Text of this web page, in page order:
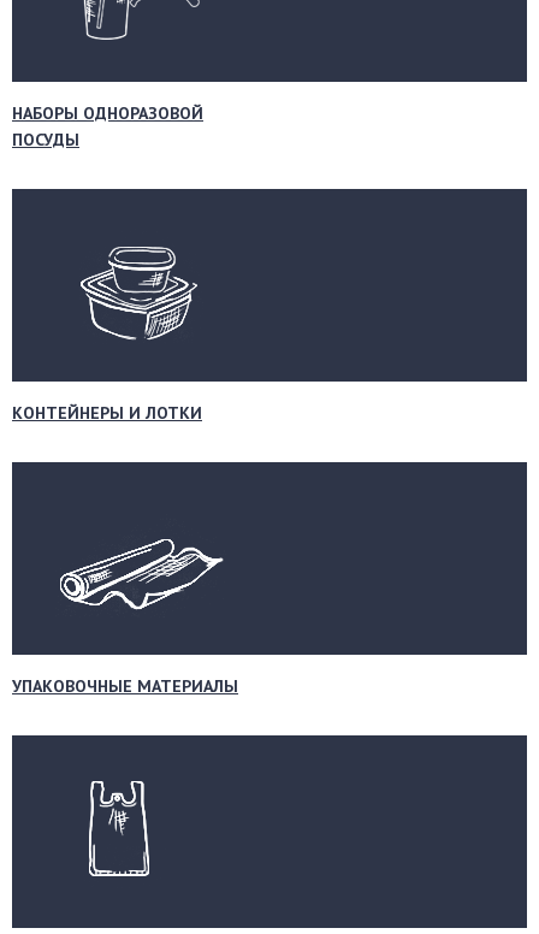
НАБОРЫ ОДНОРАЗОВОЙ
ПОСУДЫ
КОНТЕЙНЕРЫ И ЛОТКИ
УПАКОВОЧНЫЕ МАТЕРИАЛЫ